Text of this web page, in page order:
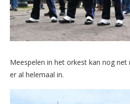
Meespelen in het orkest kan nog
er al helemaal in.